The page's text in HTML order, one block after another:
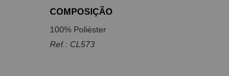
COMPOSIÇÃO
100% Poliéster
Ref.: CL573